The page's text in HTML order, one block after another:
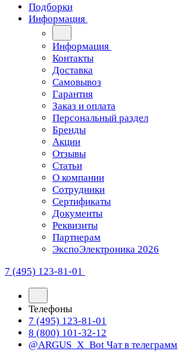
Подборки
Информация
Информация
Контакты
Доставка
Самовывоз
Гарантия
Заказ и оплата
Персональный раздел
Бренды
Акции
Отзывы
Статьи
О компании
Сотрудники
Сертификаты
Документы
Реквизиты
Партнерам
ЭкспоЭлектроника 2026
7 (495) 123-81-01
Телефоны
7 (495) 123-81-01
8 (800) 101-32-12
@ARGUS_X_Bot Чат в телеграмм